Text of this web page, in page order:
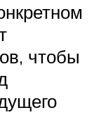
чтобы